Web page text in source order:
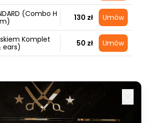
(Combo H
130 zł Umów
Komplet
ears)
50 zł Umów